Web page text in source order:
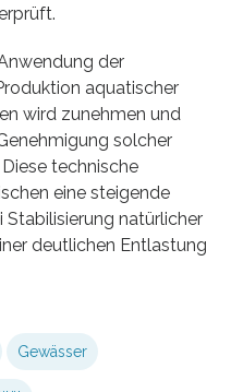
der
aquatischer
wird zunehmen und
solcher
technische
eine steigende
natürlicher
deutlichen Entlastung
Gewässer